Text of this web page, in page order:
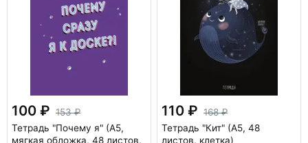
100
153
Тетрадь "Почему я" (А5,
мягкая обложка, 48 листов,
110
168
Тетрадь "Кит" (А5, 48
листов, клетка)